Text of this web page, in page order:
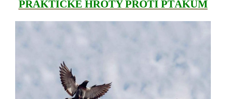
PRAKTICKÉ HROTY PROTI PTÁKŮM